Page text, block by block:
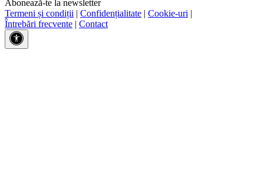
Abonează-te la newsletter
Termeni și condiții | Confidențialitate | Cookie-uri |
Întrebări frecvente | Contact